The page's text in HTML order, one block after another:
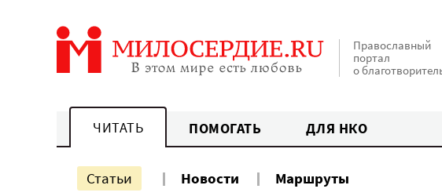
Православный
портал
о
ЧИТАТЬ ПОМОГАТЬ ДЛЯ НКО
Статьи Новости Маршруты